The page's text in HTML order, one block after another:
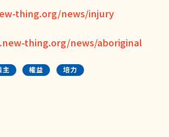
thing.org/news/injury
thing.org/news/aboriginal
主 權益 培力